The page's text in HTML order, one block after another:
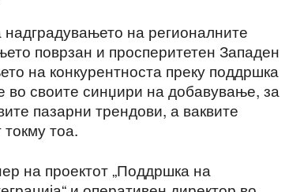
на регионалните
поврзан и просперитетен Западен
на конкурентноста преку поддршка
во своите синџири на добавување, за
пазарни трендови, а ваквите
тоа.
на проектот „Поддршка на